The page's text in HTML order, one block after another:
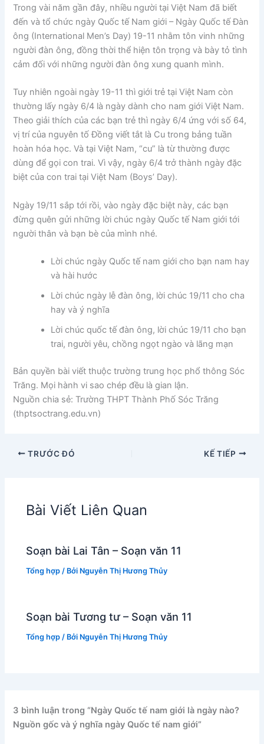
Trong vài năm gần đây, nhiều người tại Việt Nam đã biết
đến và tổ chức ngày Quốc tế Nam giới – Ngày Quốc tế Đàn
ông (International Men’s Day) 19-11 nhằm tôn vinh những
người đàn ông, đồng thời thể hiện tôn trọng và bày tỏ tình
cảm đối với những người đàn ông xung quanh mình.
Tuy nhiên ngoài ngày 19-11 thì giới trẻ tại Việt Nam còn
thường lấy ngày 6/4 là ngày dành cho nam giới Việt Nam.
Theo giải thích của các bạn trẻ thì ngày 6/4 ứng với số 64,
vị trí của nguyên tố Đồng viết tắt là Cu trong bảng tuần
hoàn hóa học. Và tại Việt Nam, “cu” là từ thường được
dùng để gọi con trai. Vì vậy, ngày 6/4 trở thành ngày đặc
biệt của con trai tại Việt Nam (Boys’ Day).
Ngày 19/11 sắp tới rồi, vào ngày đặc biệt này, các bạn
đừng quên gửi những lời chúc ngày Quốc tế Nam giới tới
người thân và bạn bè của mình nhé.
Lời chúc ngày Quốc tế nam giới cho bạn nam hay
và hài hước
Lời chúc ngày lễ đàn ông, lời chúc 19/11 cho cha
hay và ý nghĩa
Lời chúc quốc tế đàn ông, lời chúc 19/11 cho bạn
trai, người yêu, chồng ngọt ngào và lãng mạn
Bản quyền bài viết thuộc trường trung học phổ thông Sóc
Trăng. Mọi hành vi sao chép đều là gian lận.
Nguồn chia sẻ: Trường THPT Thành Phố Sóc Trăng
(thptsoctrang.edu.vn)
TRƯỚC ĐÓ KẾ TIẾP
Bài Viết Liên Quan
Soạn bài Lai Tân – Soạn văn 11
Tổng hợp / Bởi Nguyễn Thị Hương Thủy
Soạn bài Tương tư – Soạn văn 11
Tổng hợp / Bởi Nguyễn Thị Hương Thủy
3 bình luận trong “Ngày Quốc tế nam giới là ngày nào?
Nguồn gốc và ý nghĩa ngày Quốc tế nam giới”